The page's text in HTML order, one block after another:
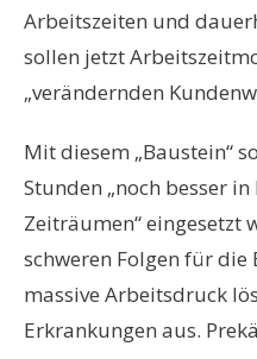
Arbeitszeiten und
sollen jetzt
„verändernden
Mit diesem „Baustein“
Stunden „noch besser
Zeiträumen“ eingesetzt
schweren Folgen für
massive Arbeitsdruck
Erkrankungen aus.